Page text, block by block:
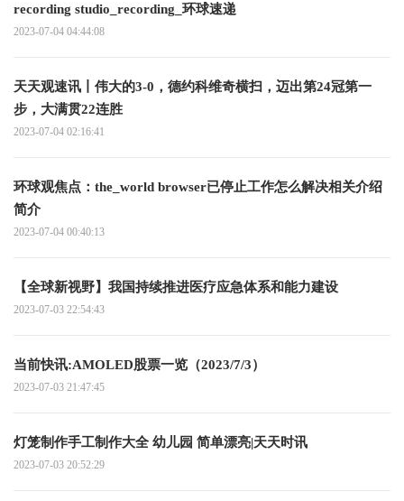
recording studio_recording_环球速递
2023-07-04 04:44:08
天天观速讯丨伟大的3-0，德约科维奇横扫，迈出第24冠第一
步，大满贯22连胜
2023-07-04 02:16:41
环球观焦点：the_world browser已停止工作怎么解决相关介绍
简介
2023-07-04 00:40:13
【全球新视野】我国持续推进医疗应急体系和能力建设
2023-07-03 22:54:43
当前快讯:AMOLED股票一览（2023/7/3）
2023-07-03 21:47:45
灯笼制作手工制作大全 幼儿园 简单漂亮|天天时讯
2023-07-03 20:52:29